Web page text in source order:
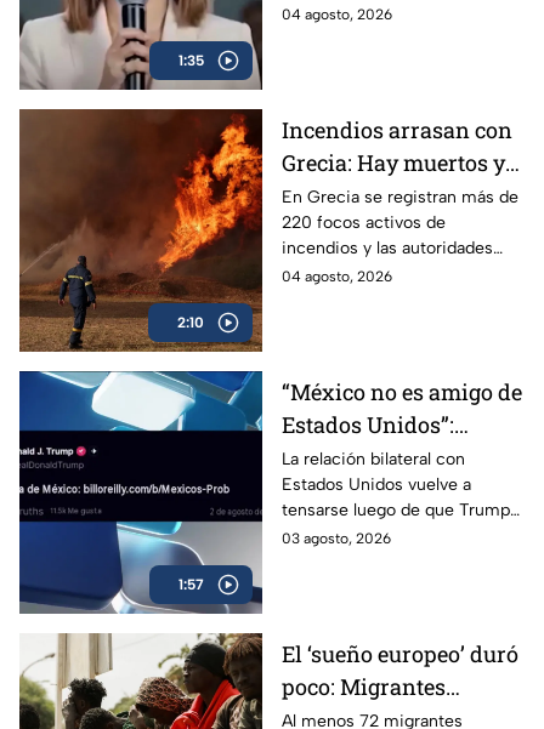
1:35
Lineamientos para Callar a
04 agosto, 2026
2:10
Incendios arrasan con
Grecia: Hay muertos y
más de mil evacuados
En Grecia se registran más de
220 focos activos de
incendios y las autoridades
han detenido a más de 30
04 agosto, 2026
1:57
“México no es amigo de
Estados Unidos”:
Trump cuestiona
estrategia contra el
narcotráfico
La relación bilateral con
Estados Unidos vuelve a
tensarse luego de que Trump
aseguró que “el problema es
03 agosto, 2026
El ‘sueño europeo’ duró
poco: Migrantes
regresan a Marruecos
Al menos 72 migrantes